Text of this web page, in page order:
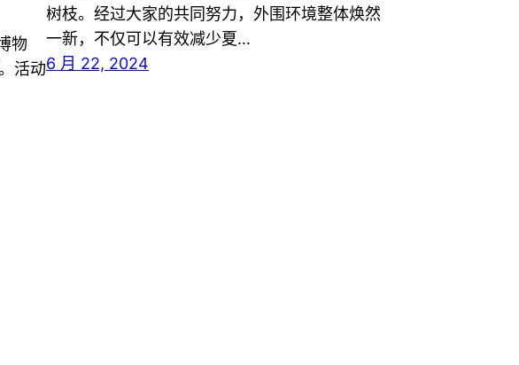
物
活动
树枝。经过大家的共同努力，外围环境整体焕然
一新，不仅可以有效减少夏…
6 月 22, 2024